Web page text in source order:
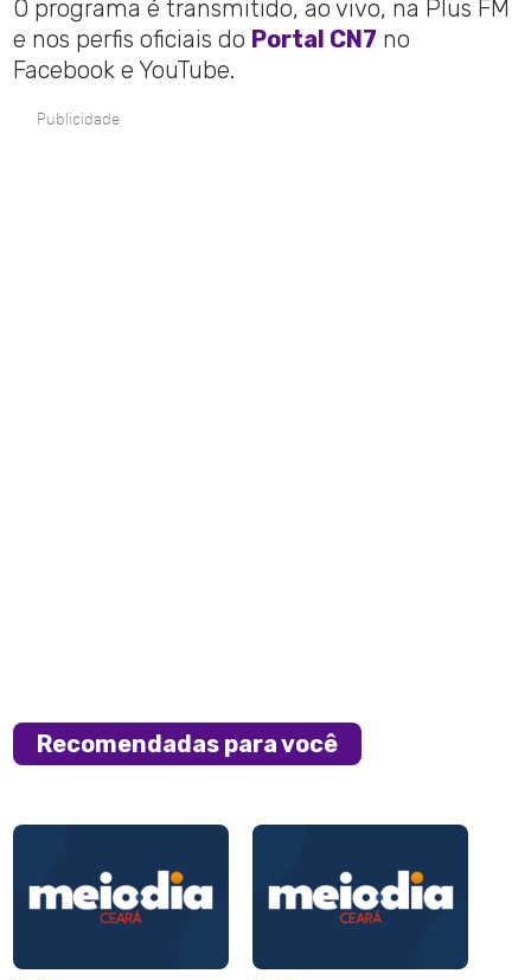
O programa é transmitido, ao vivo, na Plus FM
e nos perfis oficiais do Portal CN7 no
Facebook e YouTube.
Publicidade
Recomendadas para você